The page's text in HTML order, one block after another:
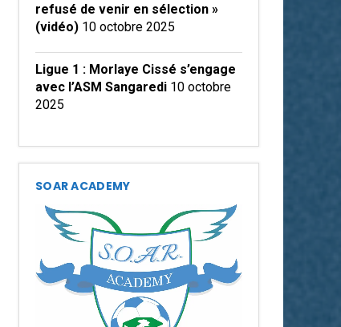
refusé de venir en sélection »
(vidéo) 10 octobre 2025
Ligue 1 : Morlaye Cissé s’engage
avec l’ASM Sangaredi 10 octobre
2025
SOAR ACADEMY